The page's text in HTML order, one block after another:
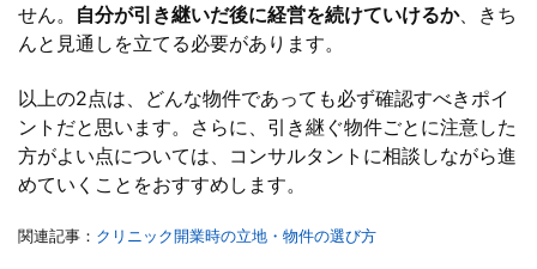
せん。 自分が引き継いだ後に経営を続けていけるか、きち
んと見通しを立てる必要があります。
以上の2点は、どんな物件であっても必ず確認すべきポイ
ントだと思います。さらに、引き継ぐ物件ごとに注意した
方がよい点については、コンサルタントに相談しながら進
めていくことをおすすめします。
関連記事： クリニック開業時の立地・物件の選び方